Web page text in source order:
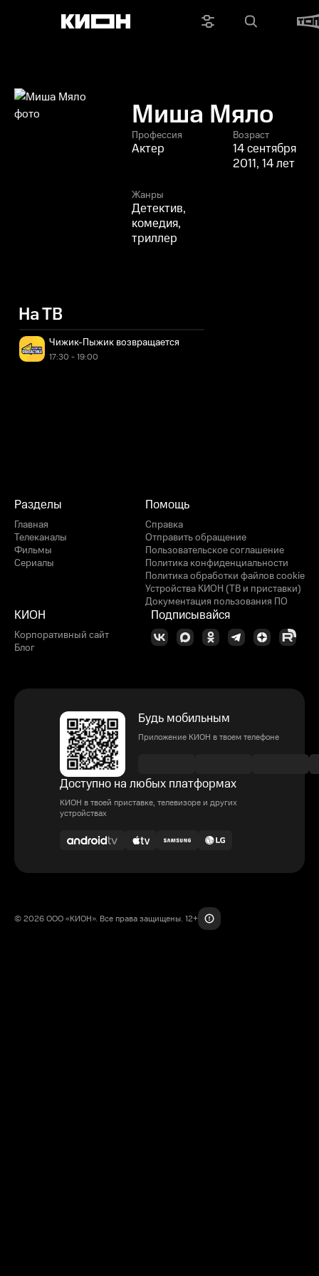
Миша Мяло
Профессия
Актер
Возраст
14 сентября
2011, 14 лет
Жанры
Детектив,
комедия,
триллер
На ТВ
Чижик-Пыжик возвращается
17:30 - 19:00
Разделы
Главная
Телеканалы
Фильмы
Сериалы
Помощь
Справка
Отправить обращение
Пользовательское соглашение
Политика конфиденциальности
Политика обработки файлов cookie
Устройства КИОН (ТВ и приставки)
Документация пользования ПО
КИОН
Корпоративный сайт
Блог
Подписывайся
Будь мобильным
Приложение КИОН в твоем телефоне
Доступно на любых платформах
КИОН в твоей приставке, телевизоре и других
устройствах
© 2026 ООО «КИОН». Все права защищены. 12+